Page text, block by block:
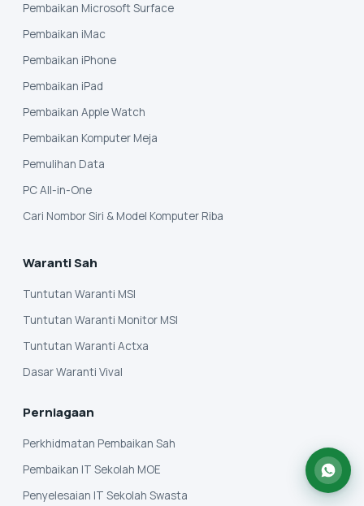
Pembaikan Microsoft Surface
Pembaikan iMac
Pembaikan iPhone
Pembaikan iPad
Pembaikan Apple Watch
Pembaikan Komputer Meja
Pemulihan Data
PC All-in-One
Cari Nombor Siri & Model Komputer Riba
Waranti Sah
Tuntutan Waranti MSI
Tuntutan Waranti Monitor MSI
Tuntutan Waranti Actxa
Dasar Waranti Vival
Perniagaan
Perkhidmatan Pembaikan Sah
Pembaikan IT Sekolah MOE
Penyelesaian IT Sekolah Swasta